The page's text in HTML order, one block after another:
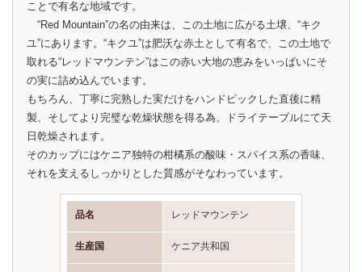
ことで有名な地域です。
“Red Mountain”の名の由来は、この土地に広がる土壌、“キク
ユ”にあります。“キクユ”は肥沃な赤土として有名で、この土地で
取れる“レッドマウンテン”はこの赤い大地の恵みをいっぱいにそ
の実に詰め込んでいます。
もちろん、丁寧に完熟した実だけをハンドピックした直後に精
製、そしてより完璧な乾燥状態を得る為、ドライテーブルにて天
日乾燥されます。
そのカップにはケニア独特の柑橘系の酸味・スパイス系の香味、
それを支えるしっかりとした質感がそなわっています。
品名 レッドマウンテン
生産国 ケニア共和国